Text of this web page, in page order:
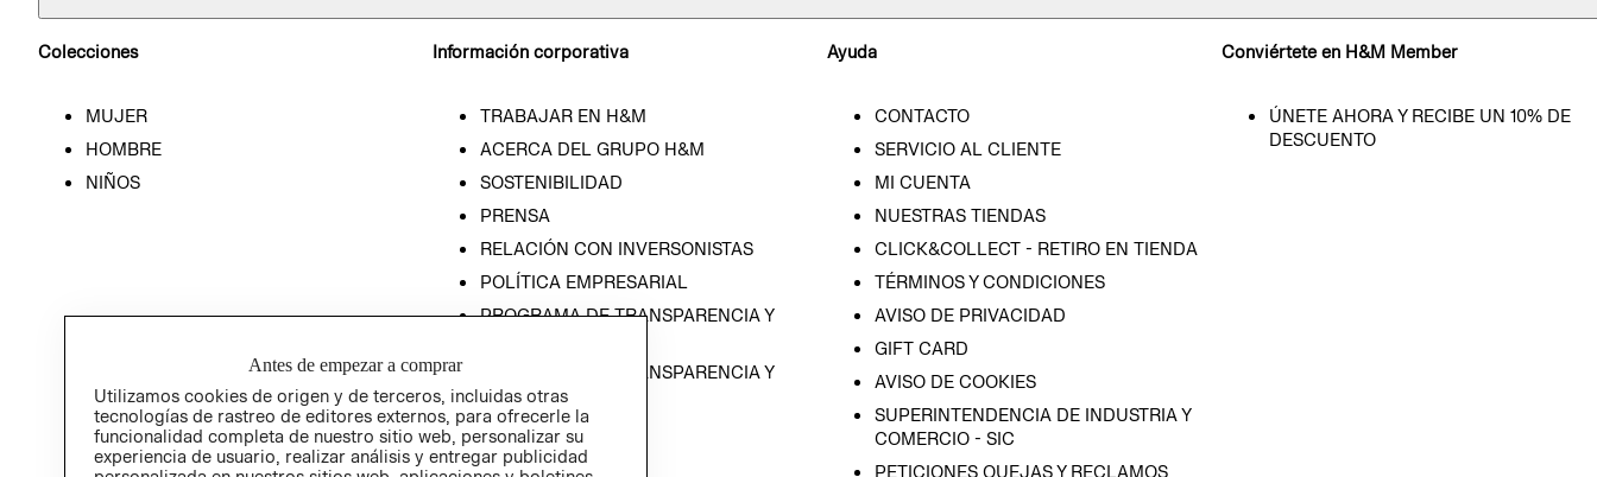
Colecciones
MUJER
HOMBRE
NIÑOS
Información corporativa
TRABAJAR EN H&M
ACERCA DEL GRUPO H&M
SOSTENIBILIDAD
PRENSA
RELACIÓN CON INVERSONISTAS
POLÍTICA EMPRESARIAL
PROGRAMA DE TRANSPARENCIA Y
PROGRAMA DE TRANSPARENCIA Y
ÉTICA (INGLÉS)
Ayuda
CONTACTO
SERVICIO AL CLIENTE
MI CUENTA
NUESTRAS TIENDAS
CLICK&COLLECT - RETIRO EN TIENDA
TÉRMINOS Y CONDICIONES
AVISO DE PRIVACIDAD
GIFT CARD
AVISO DE COOKIES
SUPERINTENDENCIA DE INDUSTRIA Y
COMERCIO - SIC
PETICIONES QUEJAS Y RECLAMOS
Conviértete en H&M Member
ÚNETE AHORA Y RECIBE UN 10% DE
DESCUENTO
Antes de empezar a comprar
Utilizamos cookies de origen y de terceros, incluidas otras
tecnologías de rastreo de editores externos, para ofrecerle la
funcionalidad completa de nuestro sitio web, personalizar su
experiencia de usuario, realizar análisis y entregar publicidad